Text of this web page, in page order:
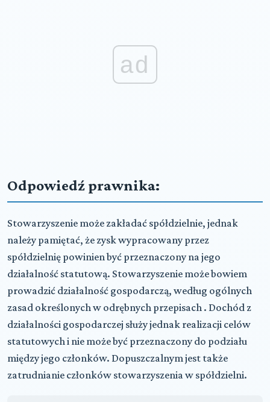
ad
Odpowiedź prawnika:
Stowarzyszenie może zakładać spółdzielnie, jednak
należy pamiętać, że zysk wypracowany przez
spółdzielnię powinien być przeznaczony na jego
działalność statutową. Stowarzyszenie może bowiem
prowadzić działalność gospodarczą, według ogólnych
zasad określonych w odrębnych przepisach . Dochód z
działalności gospodarczej służy jednak realizacji celów
statutowych i nie może być przeznaczony do podziału
między jego członków. Dopuszczalnym jest także
zatrudnianie członków stowarzyszenia w spółdzielni.